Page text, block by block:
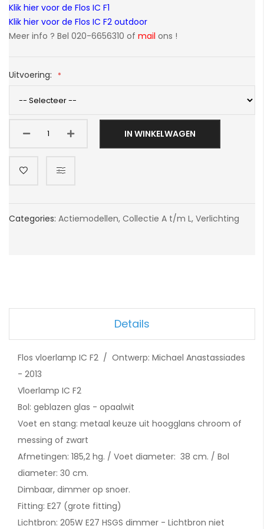
Klik hier voor de Flos IC F1
Klik hier voor de Flos IC F2 outdoor
Meer info ? Bel 020-6656310 of mail ons !
Uitvoering:
IN WINKELWAGEN
Categories: Actiemodellen, Collectie A t/m L, Verlichting
Details
Flos vloerlamp IC F2 / Ontwerp: Michael Anastassiades
- 2013
Vloerlamp IC F2
Bol: geblazen glas - opaalwit
Voet en stang: metaal keuze uit hoogglans chroom of
messing of zwart
Afmetingen: 185,2 hg. / Voet diameter: 38 cm. / Bol
diameter: 30 cm.
Dimbaar, dimmer op snoer.
Fitting: E27 (grote fitting)
Lichtbron: 205W E27 HSGS dimmer - Lichtbron niet